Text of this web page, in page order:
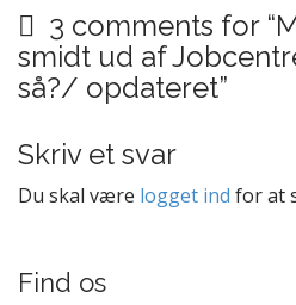
v
i
g
t
i
o
3 comments for “
smidt ud af
så?/ opdateret”
Skriv et svar
Du skal være logget ind for at
Find os